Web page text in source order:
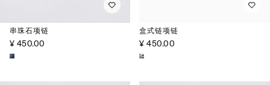
串珠石项链
¥ 450.00
盒式链项链
¥ 450.00